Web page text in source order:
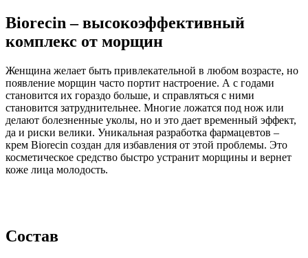
Biorecin – высокоэффективный
комплекс от морщин
Женщина желает быть привлекательной в любом возрасте, но
появление морщин часто портит настроение. А с годами
становится их гораздо больше, и справляться с ними
становится затруднительнее. Многие ложатся под нож или
делают болезненные уколы, но и это дает временный эффект,
да и риски велики. Уникальная разработка фармацевтов –
крем Biorecin создан для избавления от этой проблемы. Это
косметическое средство быстро устранит морщины и вернет
коже лица молодость.
Состав